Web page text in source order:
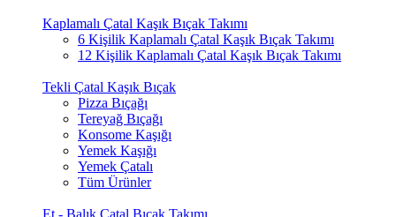
Kaplamalı Çatal Kaşık Bıçak Takımı
6 Kişilik Kaplamalı Çatal Kaşık Bıçak Takımı
12 Kişilik Kaplamalı Çatal Kaşık Bıçak Takımı
Tekli Çatal Kaşık Bıçak
Pizza Bıçağı
Tereyağ Bıçağı
Konsome Kaşığı
Yemek Kaşığı
Yemek Çatalı
Tüm Ürünler
Et - Balık Çatal Bıçak Takımı